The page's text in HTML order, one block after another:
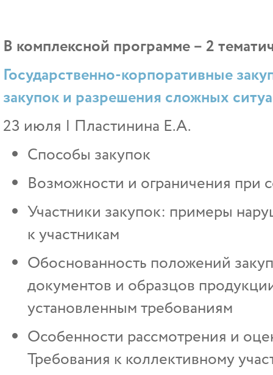
В комплексной программе – 2
Государственно-корпоративные
закупок и разрешения сложных
23 июля | Пластинина Е.А.
Способы закупок
Возможности и ограничения при
Участники закупок: примеры
к участникам
Обоснованность положений
документов и образцов
установленным требованиям
Особенности рассмотрения и
Требования к коллективному